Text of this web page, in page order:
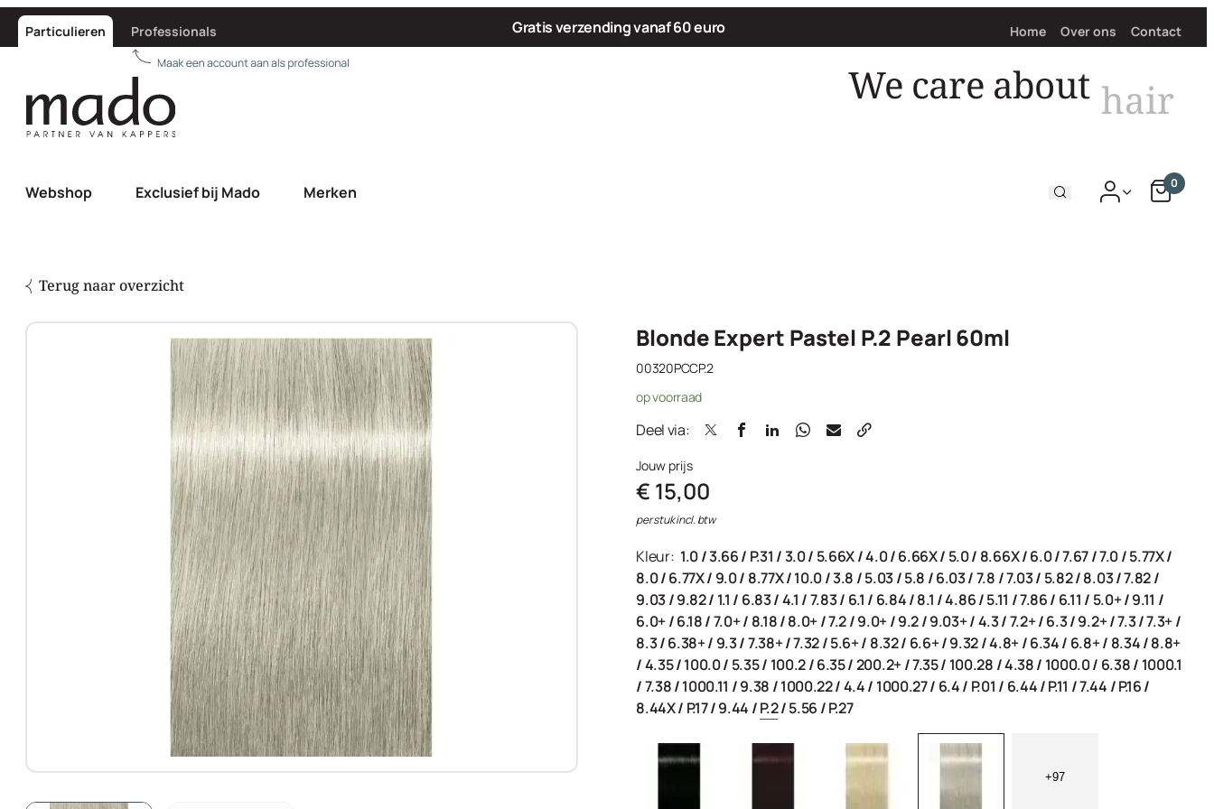
Particulieren Professionals Gratis verzending vanaf 60 euro Home Over ons Contact
We care about hair
Webshop Exclusief bij Mado Merken 0
Terug naar overzicht
Blonde Expert Pastel P.2 Pearl 60ml
00320PCCP.2
op voorraad
Deel via:
Jouw prijs
€ 15,00
per stuk incl. btw
Kleur: 1.0/3.66/ P.31 /3.0/ 5.66X/4.0/6.66X/ 5.0/ 8.66X/6.0/7.67/7.0/5.77X/
8.0/6.77X/ 9.0/ 8.77X/10.0/3.8 /5.03/5.8 /6.03/7.8 /7.03/ 5.82/8.03/7.82/
9.03/9.82/ 1.1 / 6.83/4.1 /7.83/ 6.1 / 6.84/8.1 /4.86/5.11 /7.86/ 6.11 / 5.0+/9.11 /
6.0+/6.18/7.0+/ 8.18/8.0+/7.2/9.0+/9.2/9.03+/4.3/7.2+/6.3/9.2+/7.3/7.3+/
8.3/6.38+/ 9.3/7.38+/7.32/5.6+/ 8.32/ 6.6+/9.32/4.8+/6.34/ 6.8+/ 8.34/8.8+
/4.35/100.0/ 5.35/ 100.2/6.35/200.2+/7.35/ 100.28 /4.38/ 1000.0/ 6.38/ 1000.1
/7.38/1000.11 /9.38 /1000.22/4.4/ 1000.27/ 6.4/ P.01 / 6.44/P.11 /7.44 /P.16/
8.44X/ P.17/9.44 /P.2/5.56 /P.27
+97